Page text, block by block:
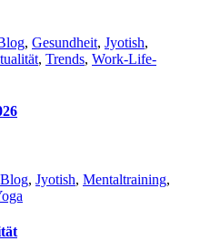
, Gesundheit, Jyotish,
, Trends, Work-Life-
Blog, Jyotish, Mentaltraining,